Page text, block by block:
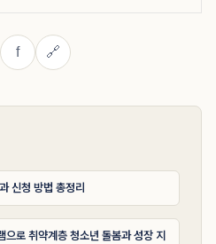
f 🔗
신청 방법 총정리
로 취약계층 청소년 돌봄과 성장 지